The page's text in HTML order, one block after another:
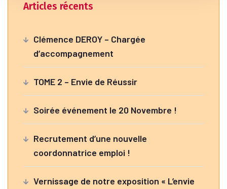
Articles récents
Clémence DEROY – Chargée
d’accompagnement
TOME 2 – Envie de Réussir
Soirée événement le 20 Novembre !
Recrutement d’une nouvelle
coordonnatrice emploi !
Vernissage de notre exposition « L’envie